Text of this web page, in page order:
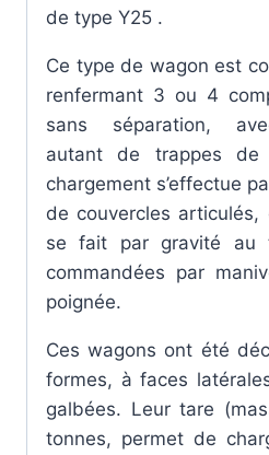
de type Y25 .
Ce type de wagon est
renfermant 3 ou 4
sans séparation,
autant de trappes de
chargement s’effectue
de couvercles
se fait par gravité au
commandées par
poignée.
Ces wagons ont été
formes, à faces
galbées. Leur tare
tonnes, permet de